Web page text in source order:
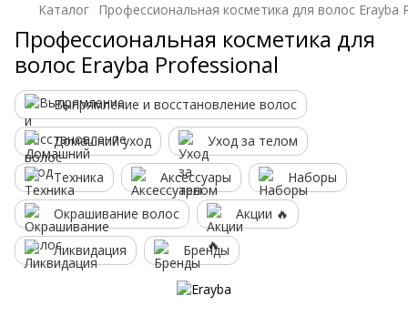
Каталог Профессиональная косметика для волос Erayba
Профессиональная косметика для
волос Erayba Professional
Выпрямление и восстановление волос
Домашний уход Уход за телом
Техника Аксессуары Наборы
Окрашивание волос Акции 🔥
Ликвидация Бренды